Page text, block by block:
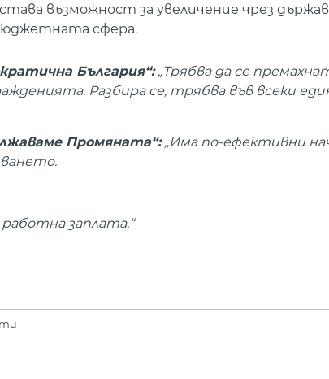
възможност за увеличение чрез
сфера.
България“:„Трябва да се
Разбира се, трябва във всеки
Промяната“:„Има по-ефективни
заплата.“